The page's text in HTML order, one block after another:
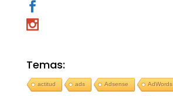
Temas:
actitud ads Adsense AdWords